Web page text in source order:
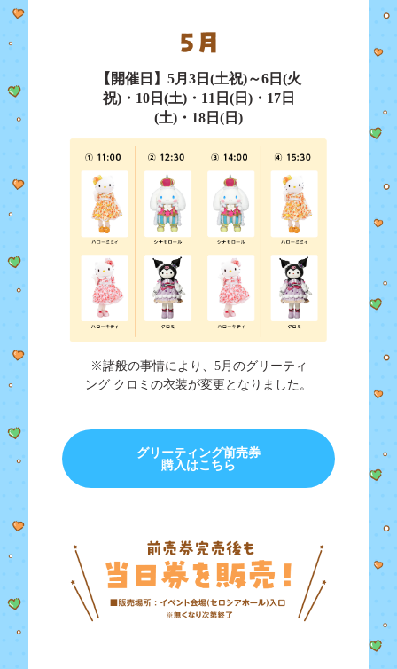
【開催日】5月3日(土祝)～6日(火
祝)・10日(土)・11日(日)・17日
(土)・18日(日)
※諸般の事情により、5月のグリーティ
ング クロミの衣装が変更となりました。
グリーティング前売券
購入はこちら